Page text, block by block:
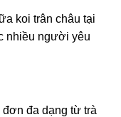
koi trân châu tại
nhiều người yêu
đa dạng từ trà